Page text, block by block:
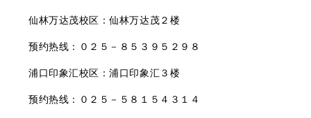
仙林万达茂校区：仙林万达茂２楼
预约热线：０２５－８５３９５２９８
浦口印象汇校区：浦口印象汇３楼
预约热线：０２５－５８１５４３１４